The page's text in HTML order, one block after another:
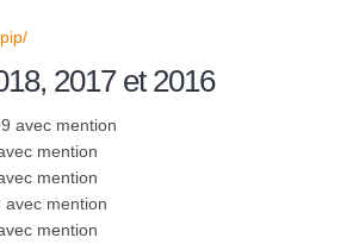
2017 et 2016
avec mention
mention
mention
mention
mention